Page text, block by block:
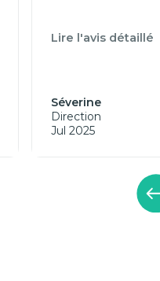
Lire l'avis détaillé
Séverine
Direction
Jul 2025